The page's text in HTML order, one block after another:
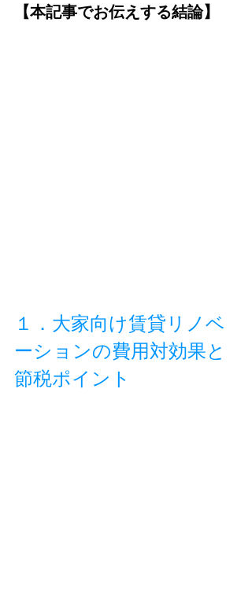
【本記事でお伝えする結論】
１．大家向け賃貸リノベ
ーションの費用対効果と
節税ポイント